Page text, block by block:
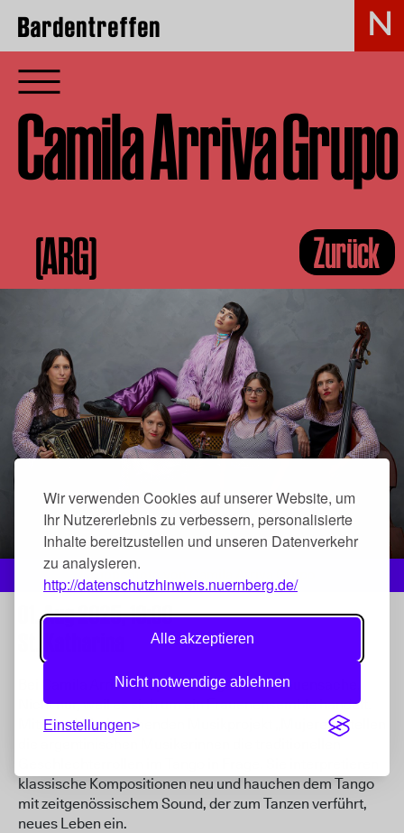
Wir verwenden Cookies auf unserer Website, um
Ihr Nutzererlebnis zu verbessern, personalisierte
Inhalte bereitzustellen und unseren Datenverkehr
zu analysieren.
http://datenschutzhinweis.nuernberg.de/
Alle akzeptieren
Nicht notwendige ablehnen
Einstellungen
Bardentreffen
Camila Arriva Grupo
(ARG) Zurück
Gruppenfoto von Camila Arriva Grupo
01. Aug 2025,19:00
Bei Camila Arriva Grupo ist Tango reine Frauensache.
Nicht nur, weil es sich um ein Frauenensemble handelt.
Mit dem bahnbrechenden Musikprojekt „Mujeres“ stellen
klassische Kompositionen neu und hauchen dem Tango
mit zeitgenössischem Sound, der zum Tanzen verführt,
neues Leben ein.